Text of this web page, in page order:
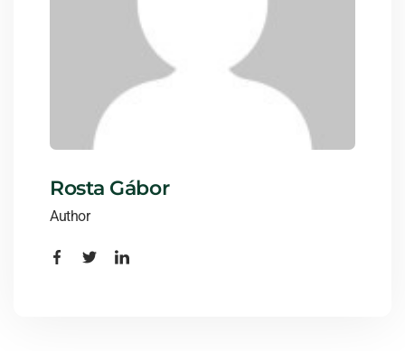
Rosta Gábor
Author